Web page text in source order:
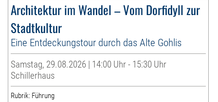
Architektur im Wandel – Vom Dorfidyll zur
Stadtkultur
Eine Entdeckungstour durch das Alte Gohlis
Samstag, 29.08.2026 | 14:00 Uhr - 15:30 Uhr
Schillerhaus
Rubrik: Führung